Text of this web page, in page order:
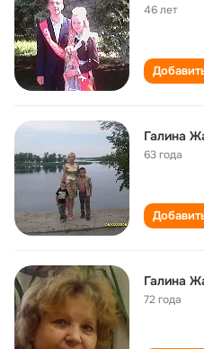
46 лет
Галина
63 года
Галина
72 года